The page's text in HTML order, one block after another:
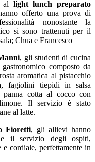
al light lunch preparato
offerto una prova di
nonostante la
si sono trattenuti per il
Chua e Francesco
, gli studenti di cucina
composto da
aromatica al pistacchio
fagiolini tiepidi in salsa
panna cotta al cocco con
Il servizio è stato
al latte.
Fioretti, gli allievi hanno
e il servizio degli ospiti,
cordiale, perfettamente in